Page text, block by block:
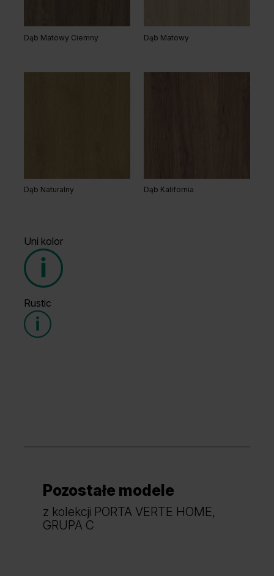
Dąb Matowy Ciemny Dąb Matowy
Dąb Naturalny Dąb Kalifornia
Uni kolor
Grupa cenowa (1)
Grupa cenowa (2)
Rustic
Dąb Mauvella Dąb Szkarłatny
Pozostałe modele
z kolekcji PORTA VERTE HOME,
GRUPA C